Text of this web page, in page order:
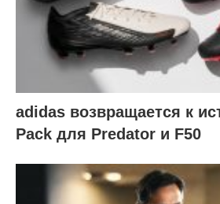
adidas возвращается к
Pack для Predator и F50